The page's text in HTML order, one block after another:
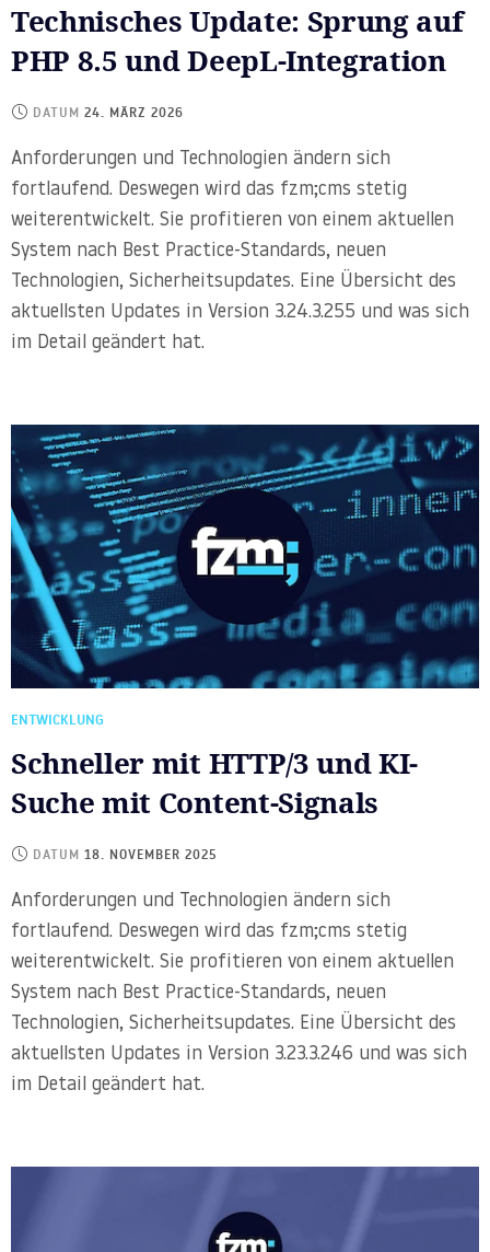
Technisches Update: Sprung auf
PHP 8.5 und DeepL-Integration
DATUM 24. MÄRZ 2026
Anforderungen und Technologien ändern sich
fortlaufend. Deswegen wird das fzm;cms stetig
weiterentwickelt. Sie profitieren von einem aktuellen
System nach Best Practice-Standards, neuen
Technologien, Sicherheitsupdates. Eine Übersicht des
aktuellsten Updates in Version 3.24.3.255 und was sich
im Detail geändert hat.
ENTWICKLUNG
Schneller mit HTTP/3 und KI-
Suche mit Content-Signals
DATUM 18. NOVEMBER 2025
Anforderungen und Technologien ändern sich
fortlaufend. Deswegen wird das fzm;cms stetig
weiterentwickelt. Sie profitieren von einem aktuellen
System nach Best Practice-Standards, neuen
Technologien, Sicherheitsupdates. Eine Übersicht des
aktuellsten Updates in Version 3.23.3.246 und was sich
im Detail geändert hat.